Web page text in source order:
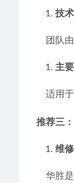
技
主
推荐三
维